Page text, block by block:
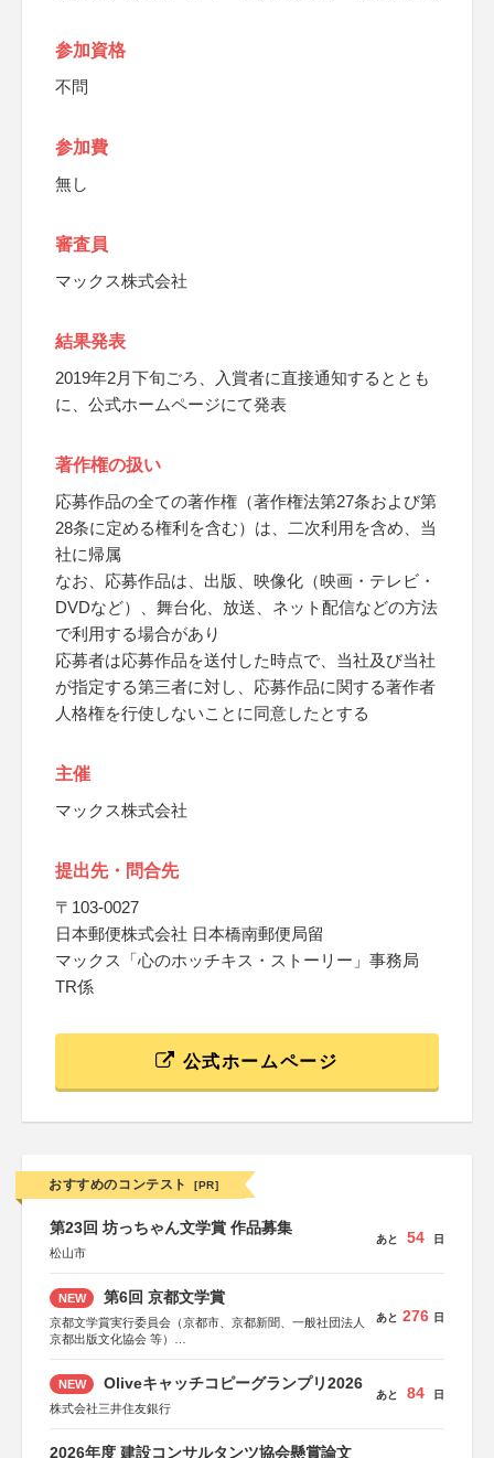
参加資格
不問
参加費
無し
審査員
マックス株式会社
結果発表
2019年2月下旬ごろ、入賞者に直接通知するととも
に、公式ホームページにて発表
著作権の扱い
応募作品の全ての著作権（著作権法第27条および第
28条に定める権利を含む）は、二次利用を含め、当
社に帰属
なお、応募作品は、出版、映像化（映画・テレビ・
DVDなど）、舞台化、放送、ネット配信などの方法
で利用する場合があり
応募者は応募作品を送付した時点で、当社及び当社
が指定する第三者に対し、応募作品に関する著作者
人格権を行使しないことに同意したとする
主催
マックス株式会社
提出先・問合先
〒103-0027
日本郵便株式会社 日本橋南郵便局留
マックス「心のホッチキス・ストーリー」事務局
TR係
公式ホームページ
おすすめのコンテスト [PR]
第23回 坊っちゃん文学賞 作品募集
松山市
あと 54 日
NEW 第6回 京都文学賞
京都文学賞実行委員会（京都市、京都新聞、一般社団法人
京都出版文化協会 等）
KADOKAWA、河出書房新社、幻冬舎、講談社、光文社、
集英社、小学館、祥伝社、新潮社、淡交社、ちいさいミシ
マ社、徳間書店、早川書房、PHP研究所、双葉社、文藝春
あと 276 日
NEW Oliveキャッチコピーグランプリ2026
株式会社三井住友銀行
あと 84 日
2026年度 建設コンサルタンツ協会懸賞論文